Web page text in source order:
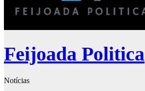
Feijoada Politica
Notícias